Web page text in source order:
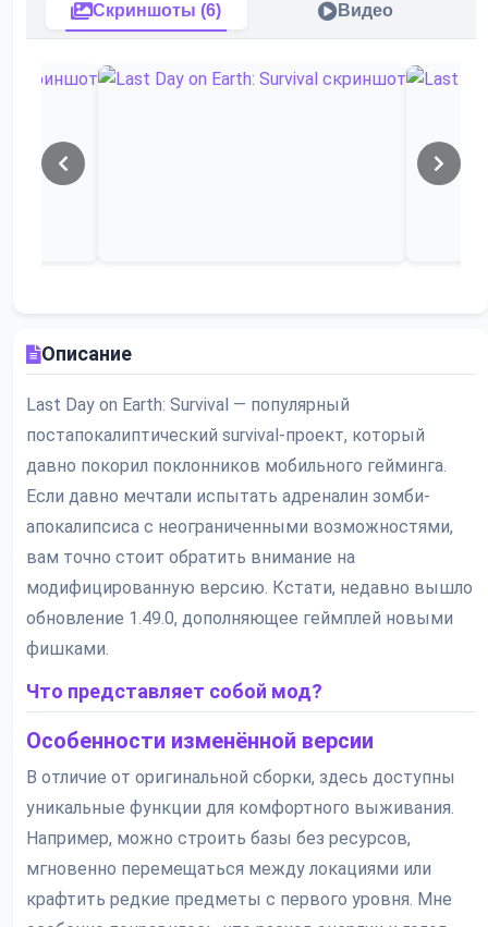
Скриншоты (6) Видео
Описание
Last Day on Earth: Survival — популярный
постапокалиптический survival-проект, который
давно покорил поклонников мобильного гейминга.
Если давно мечтали испытать адреналин зомби-
апокалипсиса с неограниченными возможностями,
вам точно стоит обратить внимание на
модифицированную версию. Кстати, недавно вышло
обновление 1.49.0, дополняющее геймплей новыми
фишками.
Что представляет собой мод?
Особенности изменённой версии
В отличие от оригинальной сборки, здесь доступны
уникальные функции для комфортного выживания.
Например, можно строить базы без ресурсов,
мгновенно перемещаться между локациями или
крафтить редкие предметы c первого уровня. Мне